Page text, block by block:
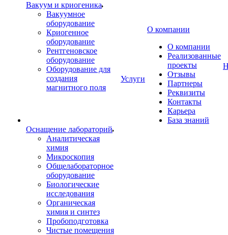
Вакуум и криогеника
Вакуумное
оборудование
Криогенное
оборудование
Рентгеновское
оборудование
Оборудование для
создания
магнитного поля
Оснащение лабораторий
Аналитическая
химия
Микроскопия
Общелабораторное
оборудование
Биологические
исследования
Органическая
химия и синтез
Пробоподготовка
Чистые помещения
Услуги
О компании
О компании
Реализованные
проекты
Отзывы
Партнеры
Реквизиты
Контакты
Карьера
База знаний